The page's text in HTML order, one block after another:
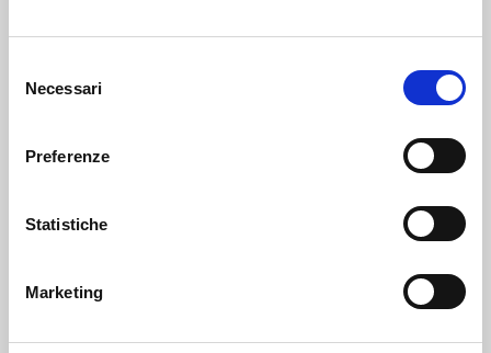
delNecessari
Preferenze
Statistiche
Marketing
AD.LAS 2023 by ADI – The Autodis Italia Group –
Autodistibution Italia S.p.A.